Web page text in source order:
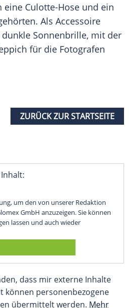
eine Culotte-Hose und ein
Als Accessoire
Sonnenbrille, mit der
für die Fotografen
ZURÜCK ZUR STARTSEITE
um den von unserer Redaktion
GmbH anzuzeigen. Sie können
lassen und auch wieder
dass mir externe Inhalte
können personenbezogene
übermittelt werden. Mehr